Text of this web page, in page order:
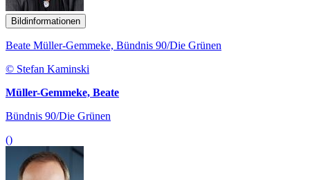
Bildinformationen
Beate Müller-Gemmeke, Bündnis 90/Die Grünen
© Stefan Kaminski
Müller-Gemmeke, Beate
Bündnis 90/Die Grünen
()